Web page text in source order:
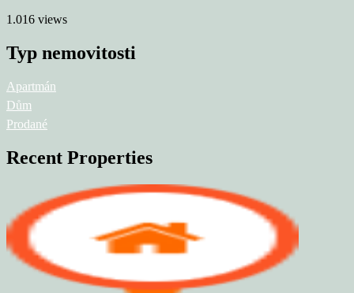
1.016 views
Typ nemovitosti
Apartmán
Dům
Prodané
Recent Properties